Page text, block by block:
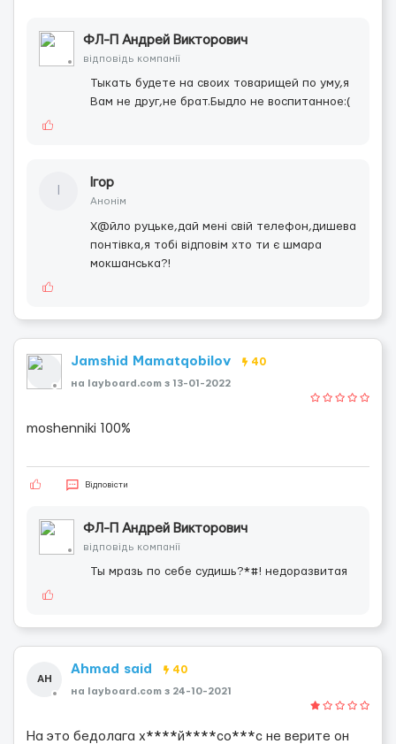
ФЛ-П Андрей Викторович
відповідь компанії
Тыкать будете на своих товарищей по уму,я
Вам не друг,не брат.Быдло не воспитанное:(
Ігор
Анонім
Х@йло руцьке,дай мені свій телефон,дишева
понтівка,я тобі відповім хто ти є шмара
мокшанська?!
Jamshid Mamatqobilov 40
на layboard.com з 13-01-2022
moshenniki 100%
Відповісти
ФЛ-П Андрей Викторович
відповідь компанії
Ты мразь по себе судишь?*#! недоразвитая
AH
Ahmad said 40
на layboard.com з 24-10-2021
На это бедолага х****й****со***с не верите он